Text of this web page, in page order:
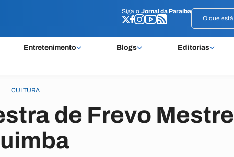
Siga o Jornal da Paraíba
Entretenimento Blogs Editorias
Siga o Jornal da Paraíba
CULTURA
de Frevo Mestre